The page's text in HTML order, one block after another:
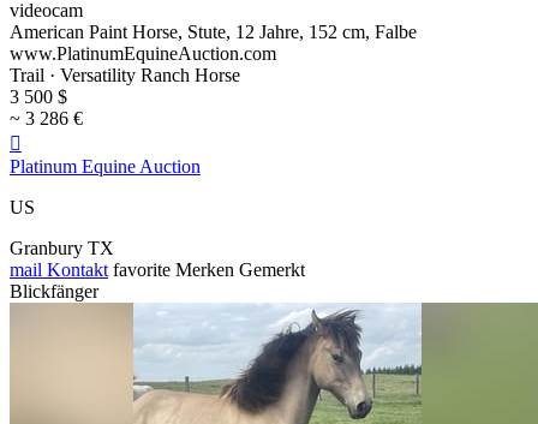
videocam
American Paint Horse, Stute, 12 Jahre, 152 cm, Falbe
www.PlatinumEquineAuction.com
Trail · Versatility Ranch Horse
3 500 $
~ 3 286 €

Platinum Equine Auction
US
Granbury TX
mail Kontakt favorite Merken Gemerkt
Blickfänger